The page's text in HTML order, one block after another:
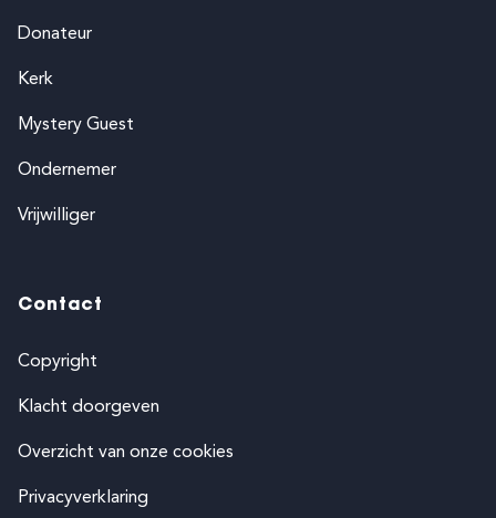
Donateur
Kerk
Mystery Guest
Ondernemer
Vrijwilliger
Contact
Copyright
Klacht doorgeven
Overzicht van onze cookies
Privacyverklaring